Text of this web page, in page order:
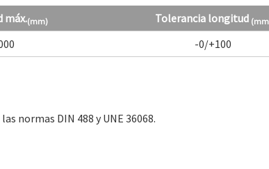
máx.(mm) Tolerancia longitud
-0/+100
normas DIN 488 y UNE 36068.